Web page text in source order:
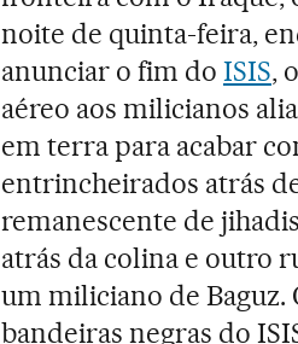
noite de quinta-feira,
anunciar o fim do ISIS,
aéreo aos milicianos
em terra para acabar
entrincheirados atrás
remanescente de
atrás da colina e outro
um miliciano de Baguz.
bandeiras negras do